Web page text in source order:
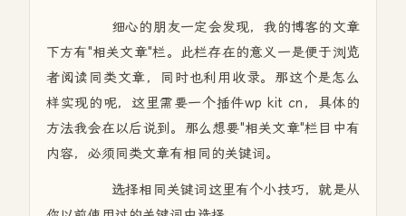
细心的朋友一定会发现，我的博客的文章
下方有"相关文章"栏。此栏存在的意义一是便于浏览
者阅读同类文章，同时也利用收录。那这个是怎么
样实现的呢，这里需要一个插件wp kit cn，具体的
方法我会在以后说到。那么想要"相关文章"栏目中有
内容，必须同类文章有相同的关键词。
选择相同关键词这里有个小技巧，就是从